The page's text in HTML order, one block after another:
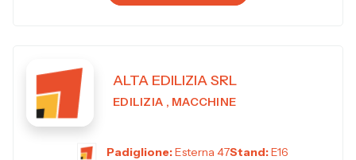
ALTA EDILIZIA SRL
EDILIZIA , MACCHINE
Padiglione:Esterna 47Stand:E16